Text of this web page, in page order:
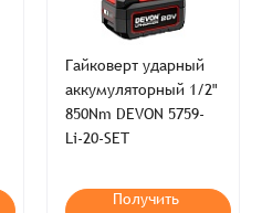
Гайковерт ударный
аккумуляторный 1/2"
850Nm DEVON 5759-
Li-20-SET
Получить